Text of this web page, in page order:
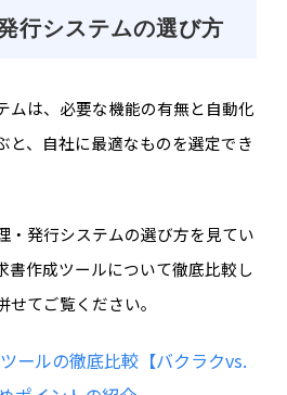
行システムの選び方
ムは、必要な機能の有無と自動化
と、自社に最適なものを選定でき
・発行システムの選び方を見てい
書作成ツールについて徹底比較し
てご覧ください。
ールの徹底比較【バクラクvs.